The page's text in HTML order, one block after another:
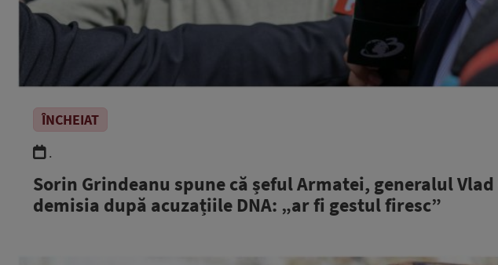
ÎNCHEIAT
.
Sorin Grindeanu spune că șeful Armatei, generalul
demisia după acuzațiile DNA: „ar fi gestul firesc”